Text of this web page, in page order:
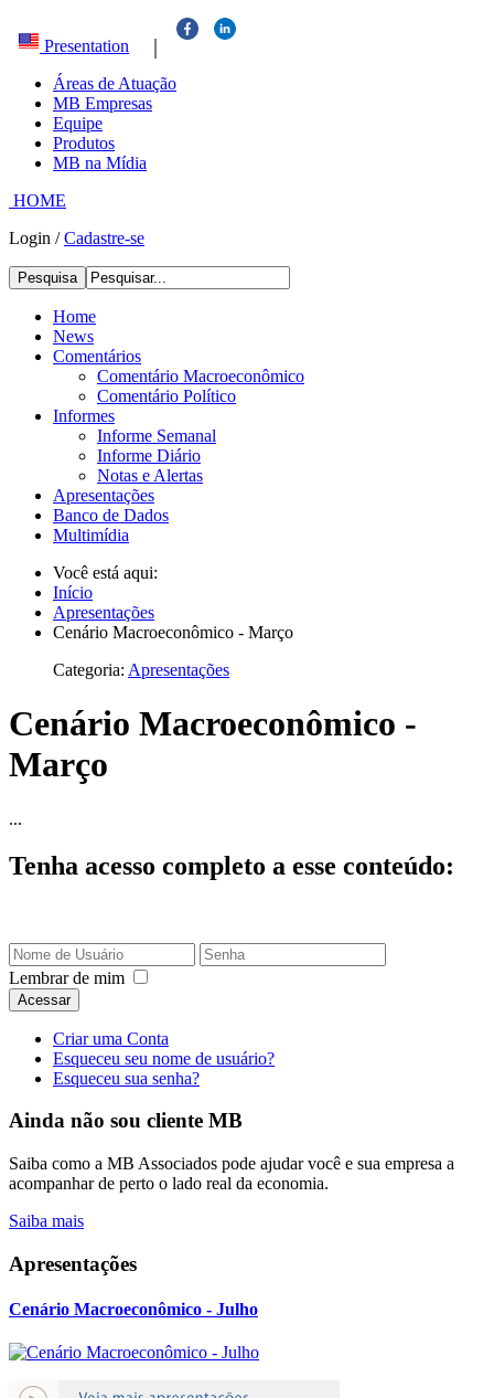
Presentation |
Áreas de Atuação
MB Empresas
Equipe
Produtos
MB na Mídia
HOME
Login /Cadastre-se
Pesquisa
Home
News
Comentários
Comentário Macroeconômico
Comentário Político
Informes
Informe Semanal
Informe Diário
Notas e Alertas
Apresentações
Banco de Dados
Multimídia
Você está aqui:
Início
Apresentações
Cenário Macroeconômico - Março
Categoria: Apresentações
Cenário Macroeconômico -
Março
...
Tenha acesso completo a esse conteúdo:
Lembrar de mim
Acessar
Criar uma Conta
Esqueceu seu nome de usuário?
Esqueceu sua senha?
Ainda não sou cliente MB
Saiba como a MB Associados pode ajudar você e sua empresa a
acompanhar de perto o lado real da economia.
Saiba mais
Apresentações
Cenário Macroeconômico - Julho